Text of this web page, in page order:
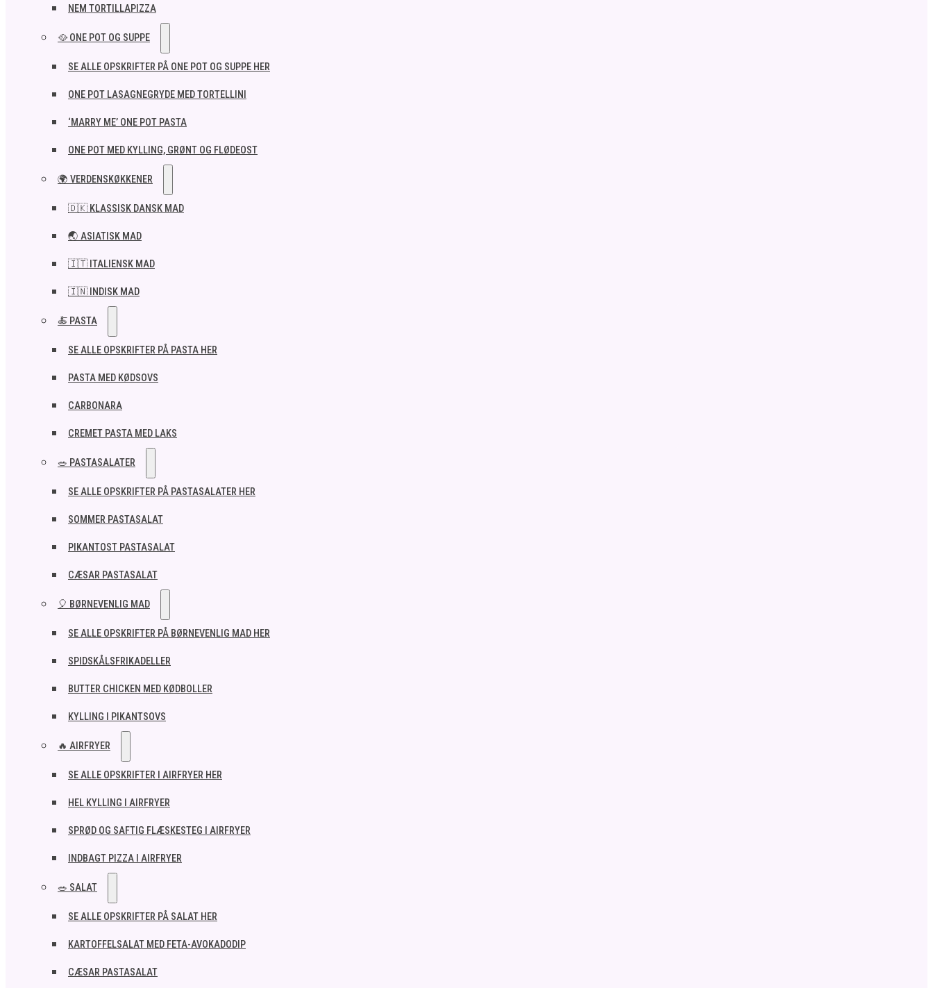
NEM TORTILLAPIZZA
🥘 ONE POT OG SUPPE
SE ALLE OPSKRIFTER PÅ ONE POT OG SUPPE HER
ONE POT LASAGNEGRYDE MED TORTELLINI
‘MARRY ME’ ONE POT PASTA
ONE POT MED KYLLING, GRØNT OG FLØDEOST
🌍 VERDENSKØKKENER
🇩🇰 KLASSISK DANSK MAD
🌏 ASIATISK MAD
🇮🇹 ITALIENSK MAD​
🇮🇳 INDISK MAD​
🍝 PASTA
SE ALLE OPSKRIFTER PÅ PASTA HER
PASTA MED KØDSOVS
CARBONARA
CREMET PASTA MED LAKS
🥗 PASTASALATER
SE ALLE OPSKRIFTER PÅ PASTASALATER HER
SOMMER PASTASALAT
PIKANTOST PASTASALAT
CÆSAR PASTASALAT
🎈 BØRNEVENLIG MAD
SE ALLE OPSKRIFTER PÅ BØRNEVENLIG MAD HER
SPIDSKÅLSFRIKADELLER
BUTTER CHICKEN MED KØDBOLLER
KYLLING I PIKANTSOVS
🔥 AIRFRYER
SE ALLE OPSKRIFTER I AIRFRYER HER
HEL KYLLING I AIRFRYER
SPRØD OG SAFTIG FLÆSKESTEG I AIRFRYER
INDBAGT PIZZA I AIRFRYER
🥗 SALAT
SE ALLE OPSKRIFTER PÅ SALAT HER
KARTOFFELSALAT MED FETA-AVOKADODIP
CÆSAR PASTASALAT